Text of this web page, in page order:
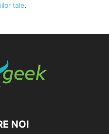
tale.
NOI